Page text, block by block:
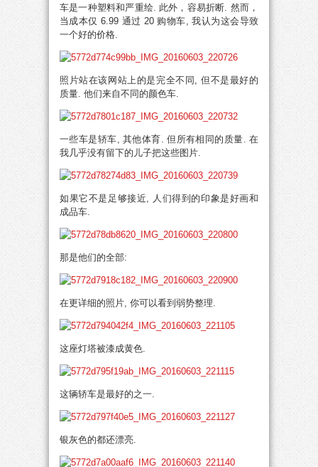
车是一种塑料和严重绘. 此外，容易折断. 然而，
当成本仅 6.99 通过 20 购物车, 我认为这会导致
一个好的价格.
照片站在该网站上的是完全不同, 但不是最好的
质量. 他们来自不同的颜色车.
一些车是轿车, 其他体育. 但所有相同的质量. 在
我几乎没有留下的儿子把这些图片.
如果它不是足够接近, 人们得到的印象是好画和
成品车.
那是他们的全部:
在更详细的照片, 你可以看到弱势整理.
这座灯塔被漆成黄色.
这辆轿车是最好的之一.
银灰色的都还漂亮.